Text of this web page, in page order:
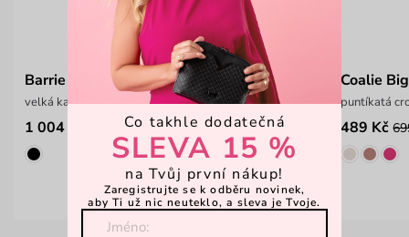
Barrie B-Brown
velká kabelka na zip
1 004 Kč 1 499 Kč
Coalie
puntíkatá
489 Kč
Co takhle dodatečná
SLEVA 15 %
na Tvůj první nákup!
Zaregistrujte se k odběru novinek,
aby Ti už nic neuteklo, a sleva je Tvoje.